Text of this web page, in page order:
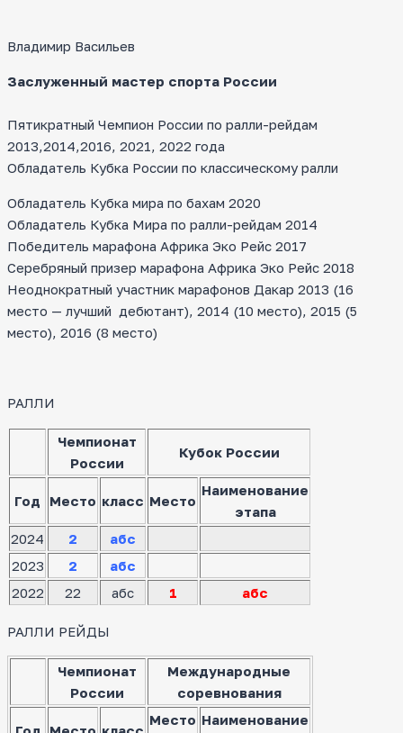
Владимир Васильев
Заслуженный мастер спорта России
Пятикратный Чемпион России по ралли-рейдам
2013,2014,2016, 2021, 2022 года
Обладатель Кубка России по классическому ралли
Обладатель Кубка мира по бахам 2020
Обладатель Кубка Мира по ралли-рейдам 2014
Победитель марафона Африка Эко Рейс 2017
Серебряный призер марафона Африка Эко Рейс 2018
Неоднократный участник марафонов Дакар 2013 (16
место — лучший дебютант), 2014 (10 место), 2015 (5
место), 2016 (8 место)
РАЛЛИ
Чемпионат
России
Кубок России
Год Место класс Место
Наименование
этапа
2024
2
абс
2023
2
абс
2022
22 абс 1 абс
РАЛЛИ РЕЙДЫ
Чемпионат
России
Международные
соревнования
Место Наименование